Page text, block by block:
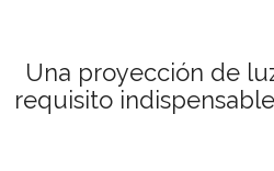
Una proyección de
requisito